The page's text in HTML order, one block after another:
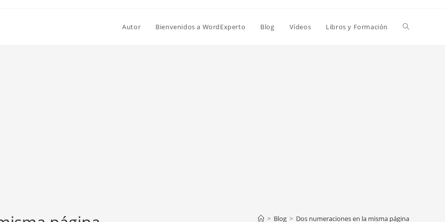
Autor Bienvenidos a WordExperto Blog Vídeos Libros y Formación Alternar
> Blog > Dos numeraciones en la misma página